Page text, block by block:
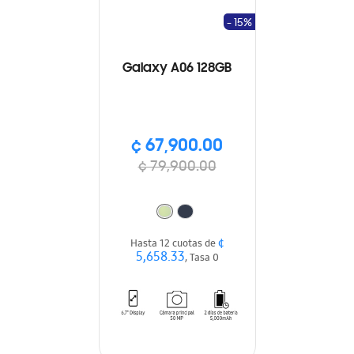
Galaxy A06 128GB
¢ 67,900.00
¢ 79,900.00
- 15%
Hasta 12 cuotas de¢
5,658.33, Tasa 0